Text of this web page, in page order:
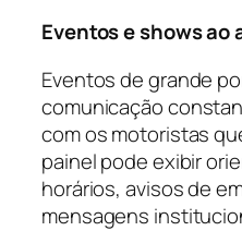
Eventos e shows ao
Eventos de grande
comunicação
com os motoristas
painel pode exibir
horários, avisos de
mensagens